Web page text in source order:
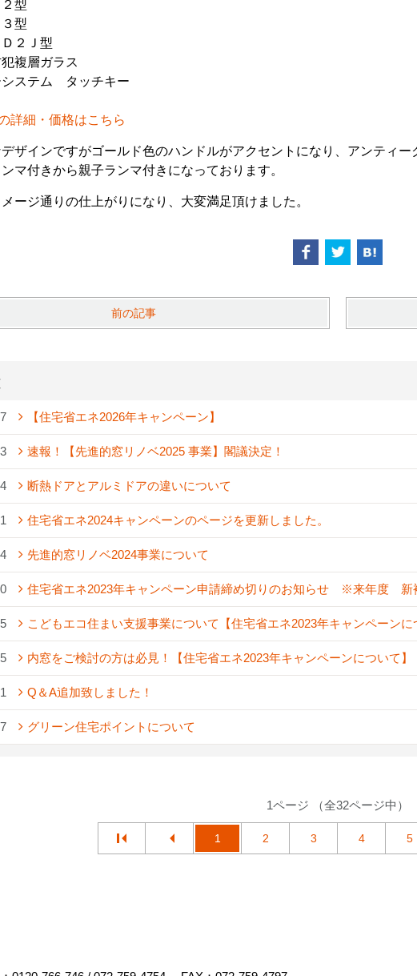
型
３型
２Ｊ型
複層ガラス
システム タッチキー
詳細・価格はこちら
ザインですがゴールド色のハンドルがアクセントになり、アンティー
マ付きから親子ランマ付きになっております。
ージ通りの仕上がりになり、大変満足頂けました。
前の記事
【住宅省エネ2026年キャンペーン】
速報！【先進的窓リノベ2025 事業】閣議決定！
断熱ドアとアルミドアの違いについて
住宅省エネ2024キャンペーンのページを更新しました。
先進的窓リノベ2024事業について
住宅省エネ2023年キャンペーン申請締め切りのお知らせ ※来年度 新
こどもエコ住まい支援事業について【住宅省エネ2023年キャンペーンに
内窓をご検討の方は必見！【住宅省エネ2023年キャンペーンについて】
Q＆A追加致しました！
グリーン住宅ポイントについて
1ページ （全32ページ中）
1 2 3 4 5